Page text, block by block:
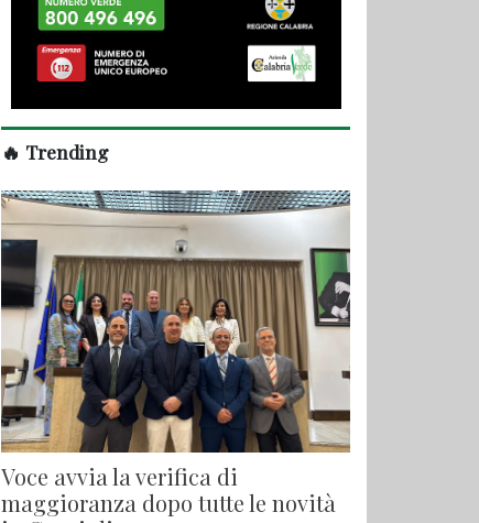
🔥 Trending
Voce avvia la verifica di
maggioranza dopo tutte le novità